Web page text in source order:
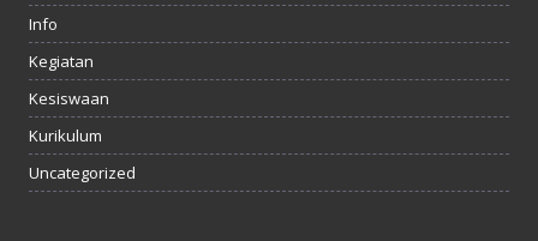
Info
Kegiatan
Kesiswaan
Kurikulum
Uncategorized